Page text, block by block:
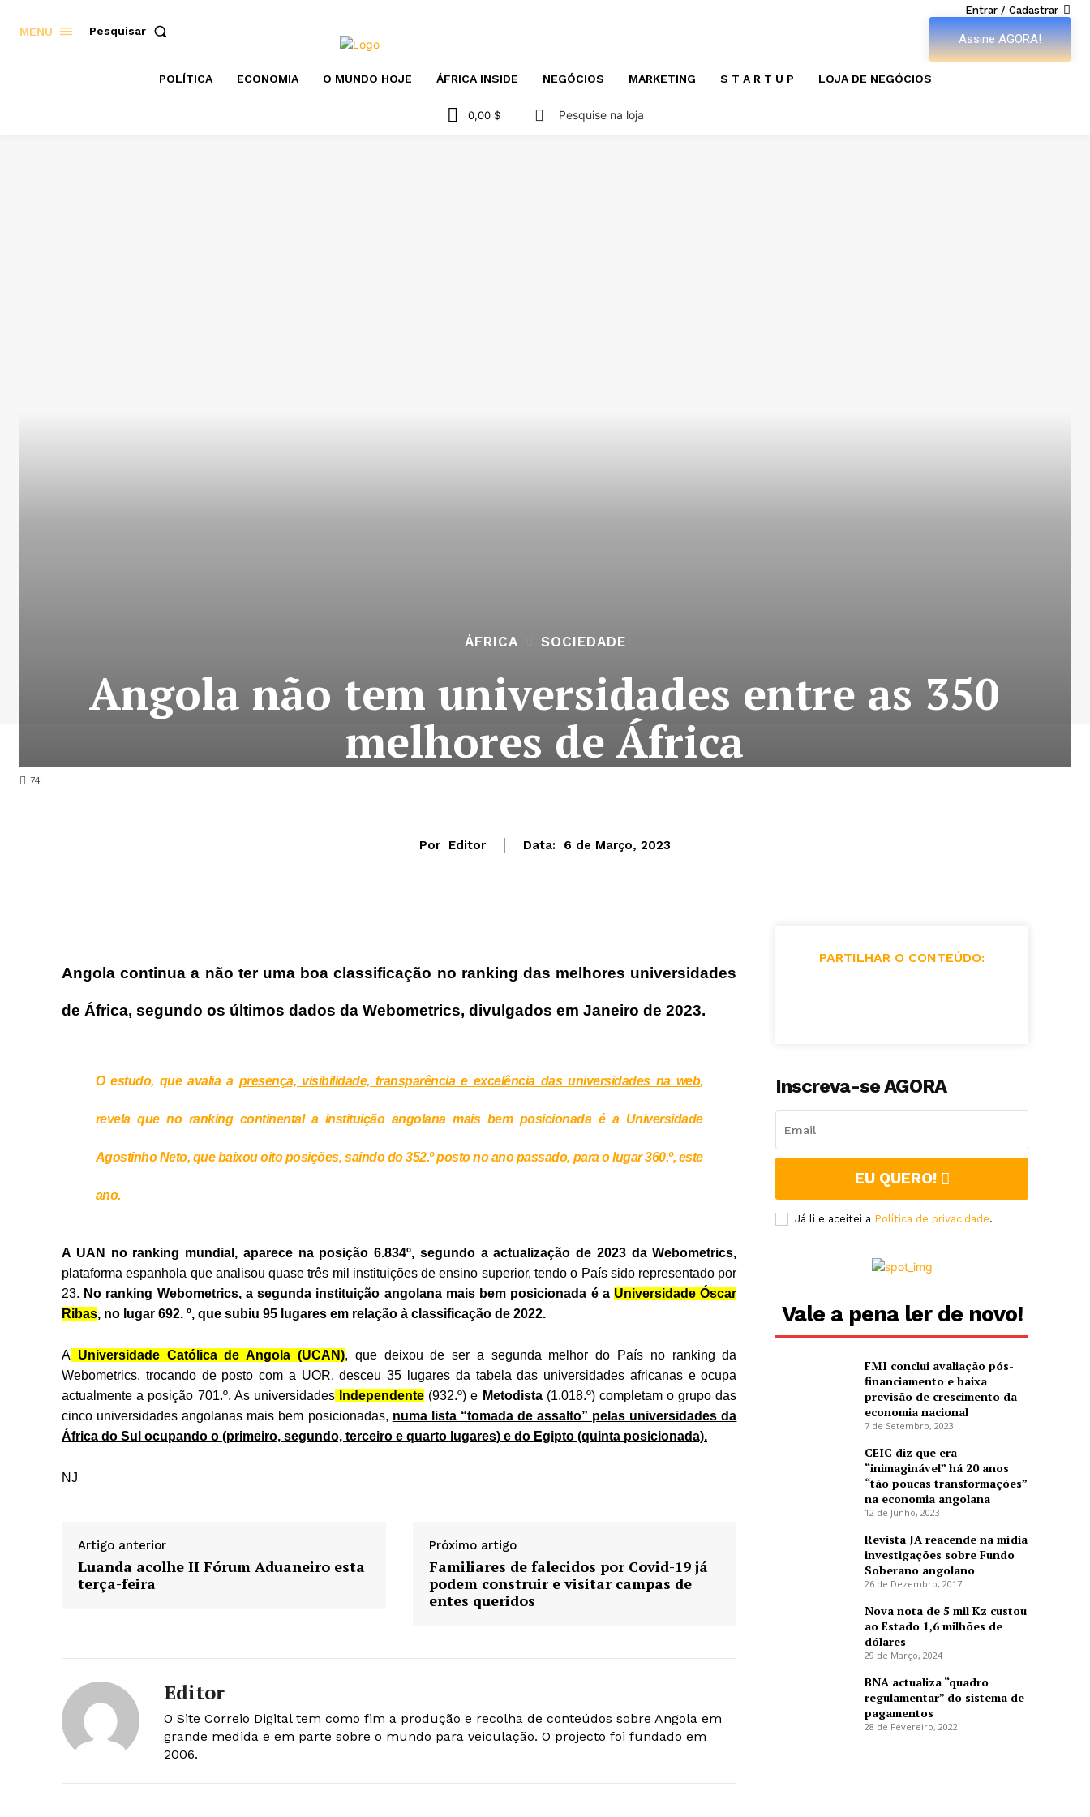
MENU Pesquisar
Entrar / Cadastrar
Assine AGORA!
POLÍTICA ECONOMIA O MUNDO HOJE ÁFRICA INSIDE NEGÓCIOS MARKETING S T A R T U P LOJA DE NEGÓCIOS
0,00 $ Pesquise na loja
74
ÁFRICA SOCIEDADE
Angola não tem universidades entre as 350
melhores de África
Por Editor Data: 6 de Março, 2023
Angola continua a não ter uma boa classificação no ranking das melhores universidades
de África, segundo os últimos dados da Webometrics, divulgados em Janeiro de 2023.
O estudo, que avalia a presença, visibilidade, transparência e excelência das universidades na web,
revela que no ranking continental a instituição angolana mais bem posicionada é a Universidade
Agostinho Neto, que baixou oito posições, saindo do 352.º posto no ano passado, para o lugar 360.º, este
ano.
A UAN no ranking mundial, aparece na posição 6.834º, segundo a actualização de 2023 da Webometrics,
plataforma espanhola que analisou quase três mil instituições de ensino superior, tendo o País sido representado por
23. No ranking Webometrics, a segunda instituição angolana mais bem posicionada é a Universidade Óscar
Ribas, no lugar 692. º, que subiu 95 lugares em relação à classificação de 2022.
A Universidade Católica de Angola (UCAN), que deixou de ser a segunda melhor do País no ranking da
Webometrics, trocando de posto com a UOR, desceu 35 lugares da tabela das universidades africanas e ocupa
actualmente a posição 701.º. As universidadesIndependente (932.º) e Metodista(1.018.º) completam o grupo das
cinco universidades angolanas mais bem posicionadas, numa lista “tomada de assalto” pelas universidades da
África do Sul ocupando o (primeiro, segundo, terceiro e quarto lugares) e do Egipto (quinta posicionada).
NJ
Artigo anterior
Luanda acolhe II Fórum Aduaneiro esta
terça-feira
Próximo artigo
Familiares de falecidos por Covid-19 já
podem construir e visitar campas de
entes queridos
Editor
O Site Correio Digital tem como fim a produção e recolha de conteúdos sobre Angola em
grande medida e em parte sobre o mundo para veiculação. O projecto foi fundado em
2006.
PARTILHAR O CONTEÚDO:
Inscreva-se AGORA
EU QUERO!
Já li e aceitei a Política de privacidade.
Vale a pena ler de novo!
FMI conclui avaliação pós-
financiamento e baixa
previsão de crescimento da
economia nacional
7 de Setembro, 2023
CEIC diz que era
“inimaginável” há 20 anos
“tão poucas transformações”
na economia angolana
12 de Junho, 2023
Revista JA reacende na mídia
investigações sobre Fundo
Soberano angolano
26 de Dezembro, 2017
Nova nota de 5 mil Kz custou
ao Estado 1,6 milhões de
dólares
29 de Março, 2024
BNA actualiza “quadro
regulamentar” do sistema de
pagamentos
28 de Fevereiro, 2022